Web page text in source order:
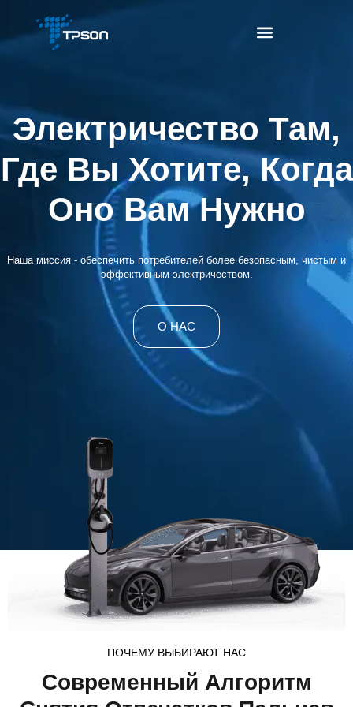
Электричество Там,
Где Вы Хотите, Когда
Оно Вам Нужно
Наша миссия - обеспечить потребителей более безопасным, чистым и
эффективным электричеством.
О НАС
ПОЧЕМУ ВЫБИРАЮТ НАС
Современный Алгоритм